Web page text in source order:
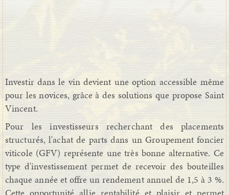
Investir dans le vin devient une option accessible même
pour les novices, grâce à des solutions que propose Saint
Vincent.
Pour les investisseurs recherchant des placements
structurés, l'achat de parts dans un Groupement foncier
viticole (GFV) représente une très bonne alternative. Ce
type d'investissement permet de recevoir des bouteilles
chaque année et offre un rendement annuel de 1,5 à 3 %.